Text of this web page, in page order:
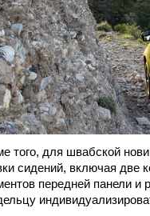
того, для швабской
сидений, включая две
передней панели